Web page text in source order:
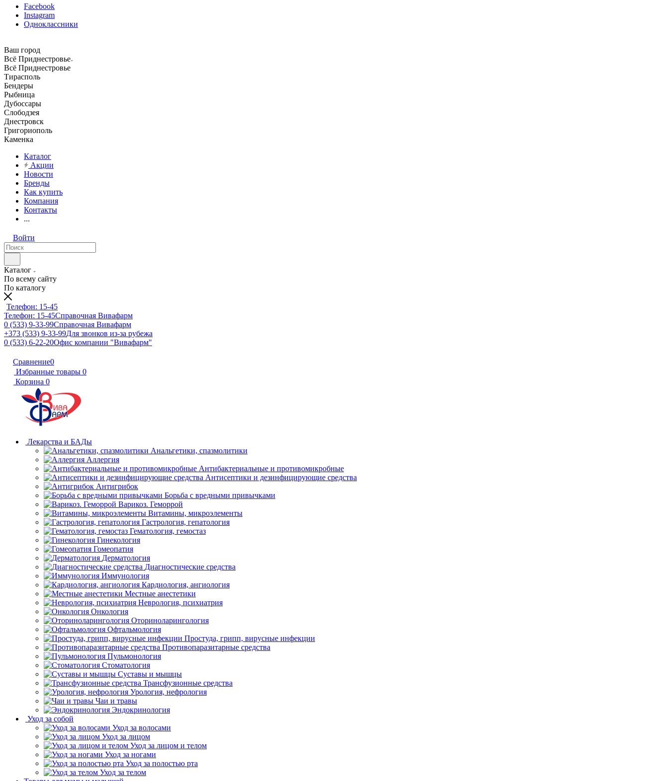
Facebook
Instagram
Одноклассники
Ваш город
Всё Приднестровье
Всё Приднестровье
Тирасполь
Бендеры
Рыбница
Дубоссары
Слободзея
Днестровск
Григориополь
Каменка
Каталог
Акции
Новости
Бренды
Как купить
Компания
Контакты
...
Войти
Каталог
По всему сайту
По каталогу
Телефон: 15-45
Телефон: 15-45Справочная Вивафарм
0 (533) 9-33-99Справочная Вивафарм
+373 (533) 9-33-99Для звонков из-за рубежа
0 (533) 6-22-20Офис компании "Вивафарм"
Сравнение0
Избранные товары 0
Корзина 0
Лекарства и БАДы
Анальгетики, спазмолитики
Аллергия
Антибактериальные и противомикробные
Антисептики и дезинфицирующие средства
Антигрибок
Борьба с вредными привычками
Варикоз. Геморрой
Витамины, микроэлементы
Гастрология, гепатология
Гематология, гемостаз
Гинекология
Гомеопатия
Дерматология
Диагностические средства
Иммунология
Кардиология, ангиология
Местные анестетики
Неврология, психиатрия
Онкология
Оториноларингология
Офтальмология
Простуда, грипп, вирусные инфекции
Противопаразитарные средства
Пульмонология
Стоматология
Суставы и мышцы
Трансфузионные средства
Урология, нефрология
Чаи и травы
Эндокринология
Уход за собой
Уход за волосами
Уход за лицом
Уход за лицом и телом
Уход за ногами
Уход за полостью рта
Уход за телом